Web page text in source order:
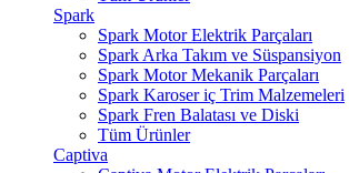
Spark
Spark Motor Elektrik Parçaları
Spark Arka Takım ve Süspansiyon
Spark Motor Mekanik Parçaları
Spark Karoser iç Trim Malzemeleri
Spark Fren Balatası ve Diski
Tüm Ürünler
Captiva